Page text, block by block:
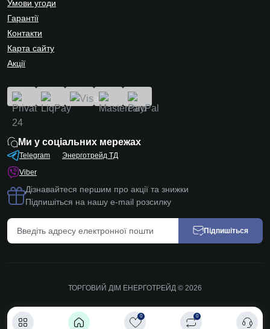
0 0
Умови угоди
Гарантії
Контакти
Карта сайту
Акції
Ми у соціальних мережах
Telegram
Viber
Энерготрейд ТД
Дізнавайтеся першим про акції та знижки
Підпишіться на нашу e-mail розсилку
Підпишіться
ТОРГОВИЙ ДІМ ЕНЕРГОТРЕЙД © 2026